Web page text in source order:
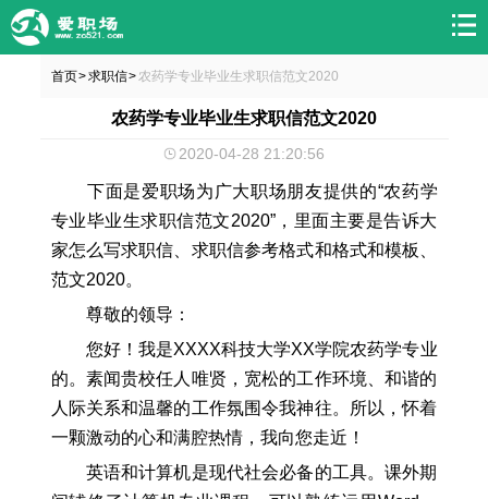
首页>求职信> 农药学专业毕业生求职信范文2020
农药学专业毕业生求职信范文2020
2020-04-28 21:20:56
下面是爱职场为广大职场朋友提供的“农药学
专业毕业生求职信范文2020”，里面主要是告诉大
家怎么写求职信、求职信参考格式和格式和模板、
范文2020。
尊敬的领导：
您好！我是XXXX科技大学XX学院农药学专业
的。素闻贵校任人唯贤，宽松的工作环境、和谐的
人际关系和温馨的工作氛围令我神往。所以，怀着
一颗激动的心和满腔热情，我向您走近！
英语和计算机是现代社会必备的工具。课外期